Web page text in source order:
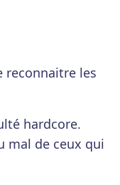
reconnaitre les
hardcore.
mal de ceux qui